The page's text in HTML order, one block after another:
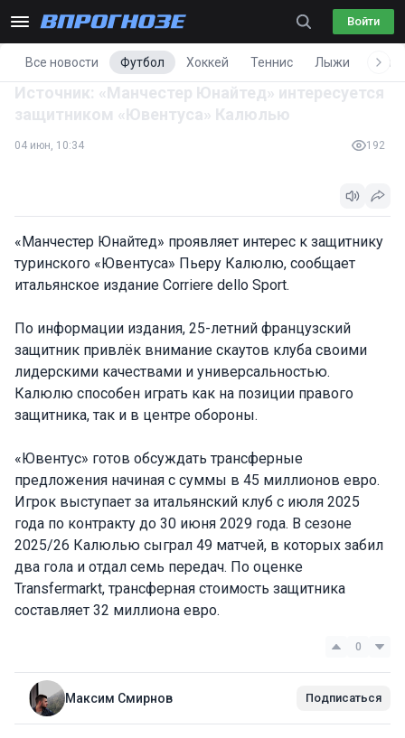
Войти
Все новости Футбол Хоккей Теннис Лыжи
Источник: «Манчестер Юнайтед» интересуется
защитником «Ювентуса» Калюлью
04 июн, 10:34 192
«Манчестер Юнайтед» проявляет интерес к защитнику
туринского «Ювентуса» Пьеру Калюлю, сообщает
итальянское издание Corriere dello Sport.
По информации издания, 25-летний французский
защитник привлёк внимание скаутов клуба своими
лидерскими качествами и универсальностью.
Калюлю способен играть как на позиции правого
защитника, так и в центре обороны.
«Ювентус» готов обсуждать трансферные
предложения начиная с суммы в 45 миллионов евро.
Игрок выступает за итальянский клуб с июля 2025
года по контракту до 30 июня 2029 года. В сезоне
2025/26 Калюлью сыграл 49 матчей, в которых забил
два гола и отдал семь передач. По оценке
Transfermarkt, трансферная стоимость защитника
составляет 32 миллиона евро.
0
Максим Смирнов Подписаться